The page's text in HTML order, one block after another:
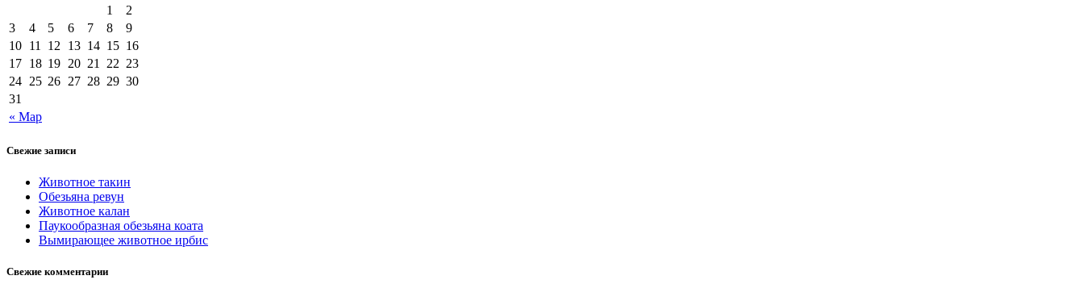
« Мар
1
2
3
4 5 6 7 8
9
10 11 12 13 14 15 16
17 18 19 20 21 22 23
24 25 26 27 28 29 30
31
Свежие записи
Животное такин
Обезьяна ревун
Животное калан
Паукообразная обезьяна коата
Вымирающее животное ирбис
Свежие комментарии